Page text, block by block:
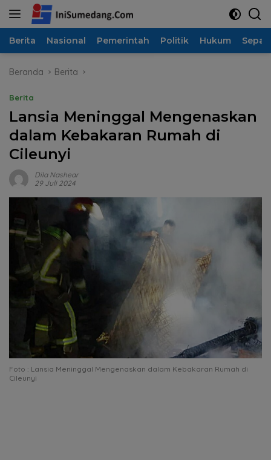
Langsung
Berita Nasional Pemerintah Politik Hukum
Beranda Berita
Berita
Lansia Meninggal Mengenaskan
dalam Kebakaran Rumah di
Cileunyi
Dila Nashear
29 Juli 2024
Foto : Lansia Meninggal Mengenaskan dalam Kebakaran Rumah di
Cileunyi